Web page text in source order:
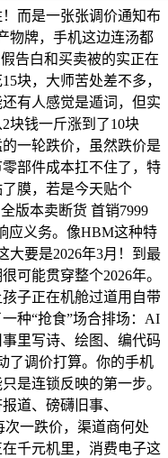
而是一张张调价通知布
物牌，手机这边连汤都
告白和买卖被的实正在
块，大师苦处差不多，
有人感觉是遁词，但实
块钱一斤涨到了10块
一轮跌价，虽然跌价是
部件成本扛不住了，特
膜，若是今天贴个
版本卖断货 首销7999
应义务。像HBM这种特
要是2026年3月！到最
可能贯穿整个2026年。
子正在机舱过道用自带
种“抢食”场合排场：AI
里写诗、绘图、编代码
了调价打算。你的手机
是连锁反映的第一步。
道、磅礴旧事、
次一跌价，渠道商何处
千元机里，消费电子这